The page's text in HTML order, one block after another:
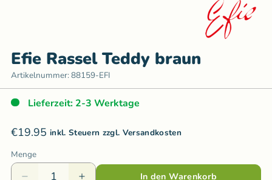
Efie Rassel Teddy braun
Artikelnummer:88159-EFI
Lieferzeit: 2-3 Werktage
€19.95 inkl. Steuern zzgl. Versandkosten
Menge
In den Warenkorb